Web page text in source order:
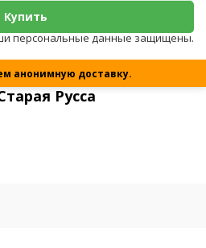
Русса
Купить
персональные данные защищены.
анонимную доставку.